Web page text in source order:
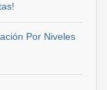
Por Niveles